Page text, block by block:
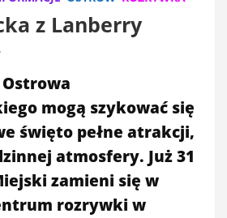
z Lanberry
mogą szykować się
święto pełne atrakcji,
atmosfery. Już 31
zamieni się w
rozrywki w